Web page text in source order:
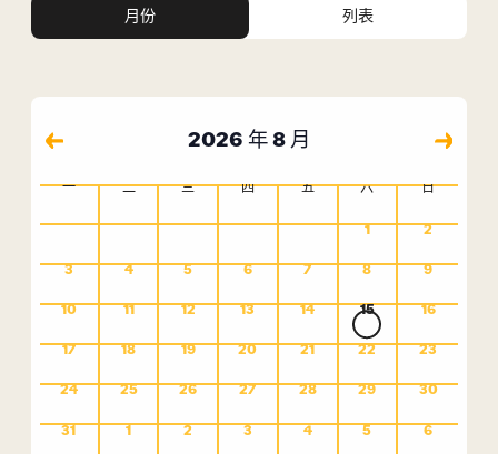
搜
图
航
动
视
航
列表
月份
2026 年 8 月
选
日
动
日
一 二 三 四 五 六 日
0
动,
1
0
动,
2
0
动,
3
0
动,
4
0
动,
5
0
动,
6
0
动,
7
0
动,
8
0
动,
9
0
动,
10
0
动,
11
0
动,
12
0
动,
13
0
动,
14
1
活
动,
15
0
动,
16
0
动,
17
0
动,
18
0
动,
19
0
动,
20
0
动,
21
0
动,
22
0
动,
23
0
动,
24
0
动,
25
0
动,
26
0
动,
27
0
动,
28
0
动,
29
0
动,
30
0
31
0
1
0
2
0
3
0
4
0
5
0
6